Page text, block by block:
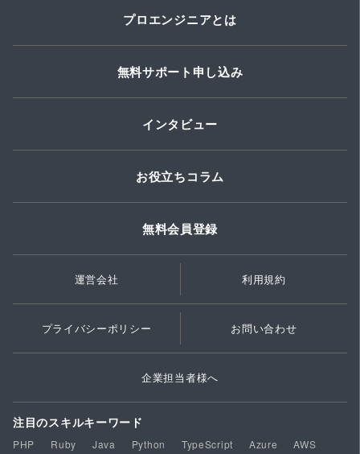
プロエンジニアとは
無料サポート申し込み
インタビュー
お役立ちコラム
無料会員登録
運営会社 利用規約
プライバシーポリシー お問い合わせ
企業担当者様へ
注目のスキルキーワード
PHP Ruby Java Python TypeScript Azure
AWS